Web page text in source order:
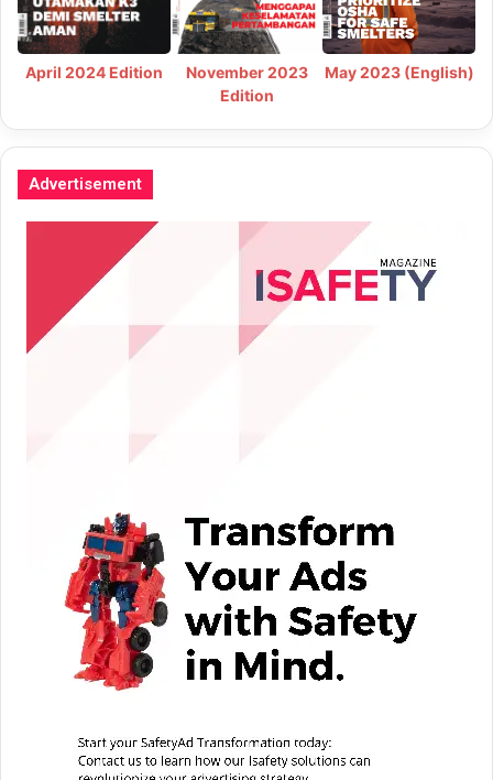
April 2024 Edition
November 2023
Edition
May 2023 (English)
Advertisement